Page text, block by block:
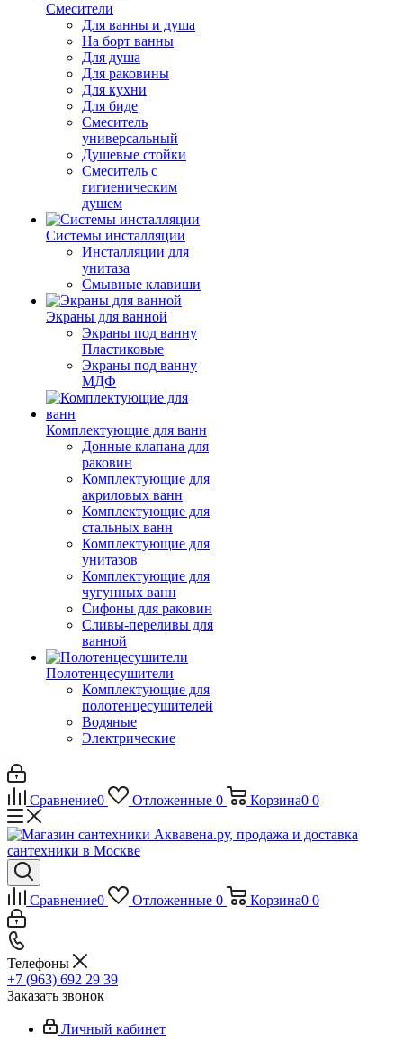
Смесители
Для ванны и душа
На борт ванны
Для душа
Для раковины
Для кухни
Для биде
Смеситель
универсальный
Душевые стойки
Смеситель с
гигиеническим
душем
Системы инсталляции
Инсталляции для
унитаза
Смывные клавиши
Экраны для ванной
Экраны под ванну
Пластиковые
Экраны под ванну
МДФ
Комплектующие для ванн
Донные клапана для
раковин
Комплектующие для
акриловых ванн
Комплектующие для
стальных ванн
Комплектующие для
унитазов
Комплектующие для
чугунных ванн
Сифоны для раковин
Сливы-переливы для
ванной
Полотенцесушители
Комплектующие для
полотенцесушителей
Водяные
Электрические
Сравнение0 Отложенные 0 Корзина0 0
Сравнение0 Отложенные 0 Корзина0 0
Телефоны
+7 (963) 692 29 39
Заказать звонок
Личный кабинет